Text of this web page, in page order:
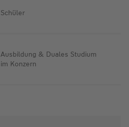
Schüler
Ausbildung & Duales Studium
im Konzern